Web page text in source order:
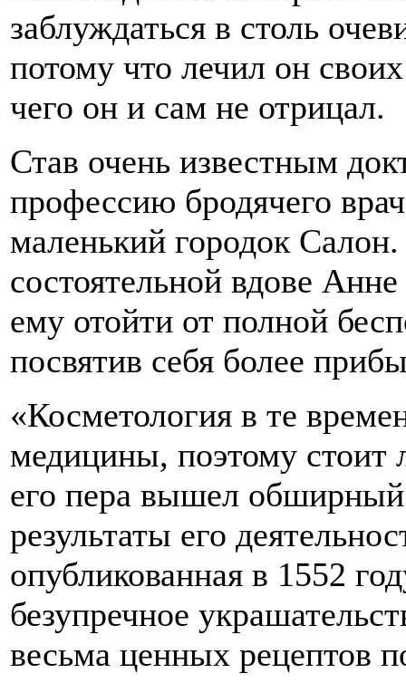
заблуждаться в столь
потому что лечил он
чего он и сам не отрицал.
Став очень известным
профессию бродячего
маленький городок
состоятельной вдове
ему отойти от полной
посвятив себя более
«Косметология в те
медицины, поэтому стоит
его пера вышел
результаты его
опубликованная в 1552
безупречное
весьма ценных рецептов